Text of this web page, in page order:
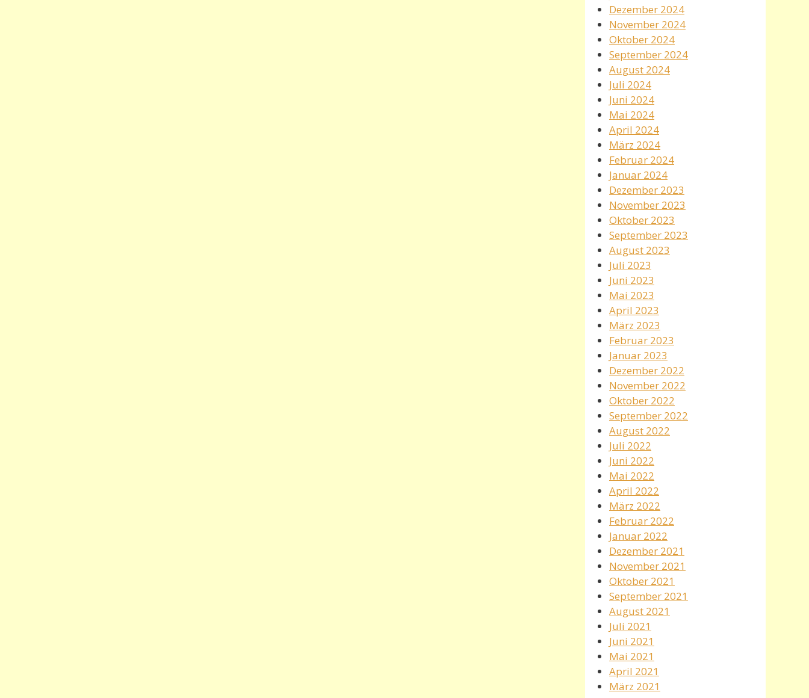
Dezember 2024
November 2024
Oktober 2024
September 2024
August 2024
Juli 2024
Juni 2024
Mai 2024
April 2024
März 2024
Februar 2024
Januar 2024
Dezember 2023
November 2023
Oktober 2023
September 2023
August 2023
Juli 2023
Juni 2023
Mai 2023
April 2023
März 2023
Februar 2023
Januar 2023
Dezember 2022
November 2022
Oktober 2022
September 2022
August 2022
Juli 2022
Juni 2022
Mai 2022
April 2022
März 2022
Februar 2022
Januar 2022
Dezember 2021
November 2021
Oktober 2021
September 2021
August 2021
Juli 2021
Juni 2021
Mai 2021
April 2021
März 2021